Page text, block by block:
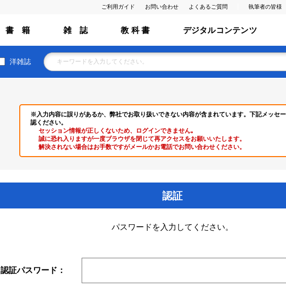
ご利用ガイド お問い合わせ よくあるご質問 執筆者の皆様
書 籍 雑 誌 教 科 書 デジタルコンテンツ
洋雑誌
※入力内容に誤りがあるか、弊社でお取り扱いできない内容が含まれています。下記メッセ
認ください。
セッション情報が正しくないため、ログインできません｡
誠に恐れ入りますが一度ブラウザを閉じて再アクセスをお願いいたします。
解決されない場合はお手数ですがメールかお電話でお問い合わせください。
認証
パスワードを入力してください。
認証パスワード：